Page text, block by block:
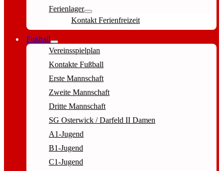
Ferienlager
Kontakt Ferienfreizeit
Fußball
Vereinsspielplan
Kontakte Fußball
Erste Mannschaft
Zweite Mannschaft
Dritte Mannschaft
SG Osterwick / Darfeld II Damen
A1-Jugend
B1-Jugend
C1-Jugend